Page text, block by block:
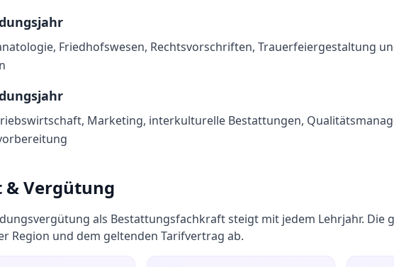
Friedhofswesen, Rechtsvorschriften, Trauerfeiergestaltung
Marketing, interkulturelle Bestattungen,
& Vergütung
als Bestattungsfachkraftsteigt mit jedem Lehrjahr. Die
Region und dem geltenden Tarifvertrag ab.